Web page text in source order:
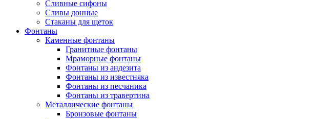
Сливные сифоны
Сливы донные
Стаканы для щеток
Фонтаны
Каменные фонтаны
Гранитные фонтаны
Мраморные фонтаны
Фонтаны из андезита
Фонтаны из известняка
Фонтаны из песчаника
Фонтаны из травертина
Металлические фонтаны
Бронзовые фонтаны